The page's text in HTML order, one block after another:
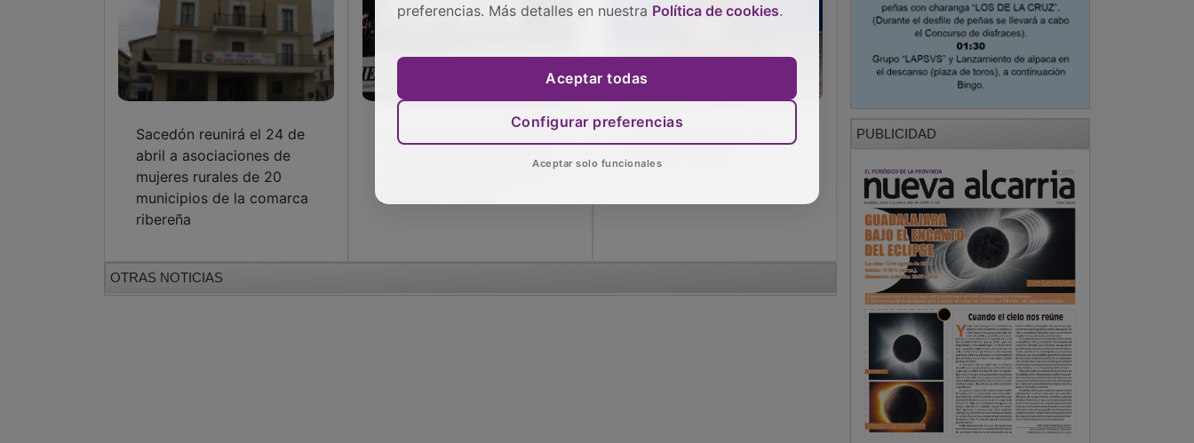
Sacedón reunirá el 24 de
abril a asociaciones de
mujeres rurales de 20
municipios de la comarca
ribereña
Sacedón celebra con éxito
su I Encuentro de Bandas
la cultura musical
Primera División
OTRAS NOTICIAS
PUBLICIDAD
preferencias. Más detalles en nuestra Política de cookies.
Aceptar todas
Configurar preferencias
Aceptar solo funcionales